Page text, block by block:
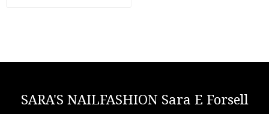
SARA'S NAILFASHION Sara E Forsell